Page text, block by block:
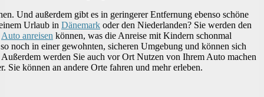
Und außerdem gibt es in geringerer Entfernung ebenso schöne
Urlaub in Dänemark oder den Niederlanden? Sie werden den
Auto anreisen können, was die Anreise mit Kindern schonmal
noch in einer gewohnten, sicheren Umgebung und können sich
werden Sie auch vor Ort Nutzen von Ihrem Auto machen
Sie können an andere Orte fahren und mehr erleben.